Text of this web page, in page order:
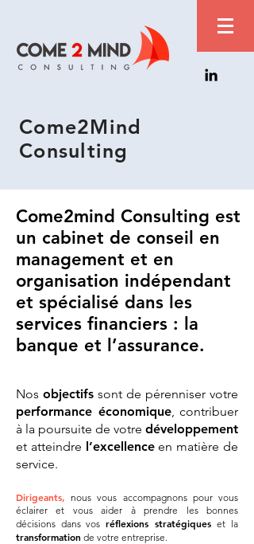
Come2Mind
Consulting
Come2mind Consulting est
un cabinet de conseil en
management et en
organisation indépendant
et spécialisé dans les
services financiers : la
banque et l’assurance.
Nos objectifs sont de pérenniser votre
performance économique, contribuer
à la poursuite de votre développement
et atteindre l’excellenceen matière de
service.
Dirigeants, nous vous accompagnons pour vous
éclairer et vous aider à prendre les bonnes
décisions dans vos réflexions stratégiqueset la
transformation de votre entreprise.